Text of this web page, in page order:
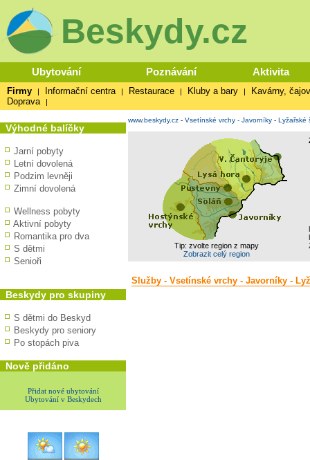
Beskydy.cz
Ubytování Poznávání Aktivita
Firmy | Informační centra | Restaurace | Kluby a bary |
Kavárny,
Doprava
|
Výhodné balíčky
Jarní pobyty
Letní dovolená
Podzim levněji
Zimní dovolená
Wellness pobyty
Aktivní pobyty
Romantika pro dva
S dětmi
Senioři
Beskydy pro skupiny
S dětmi do Beskyd
Beskydy pro seniory
Po stopách piva
Nově přidáno
Přidat nové ubytování
Ubytování v Beskydech
www.beskydy.cz - Vsetínské vrchy - Javorníky - Lyžařské
Tip: zvolte region z mapy
Zobrazit celý region
Služby - Vsetínské vrchy - Javorníky -